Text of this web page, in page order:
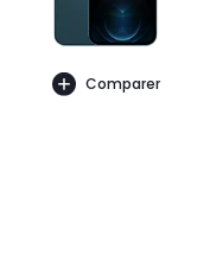
Comparer